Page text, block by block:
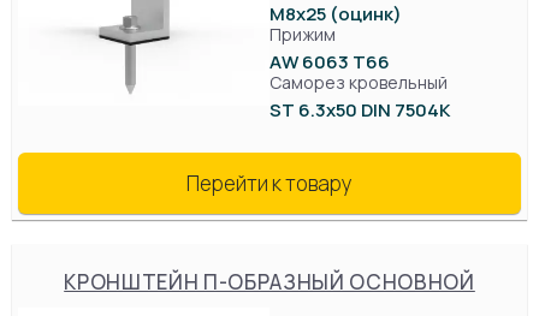
М8х25 (оцинк)
Прижим
AW 6063 T66
Саморез кровельный
ST 6.3x50 DIN 7504K
Перейти к товару
КРОНШТЕЙН П-ОБРАЗНЫЙ ОСНОВНОЙ